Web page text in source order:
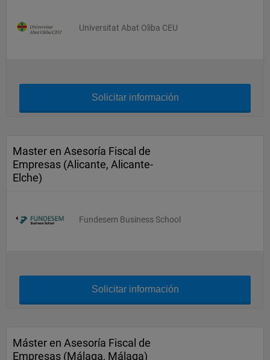
Universitat Abat Oliba CEU
Solicitar información
Master en Asesoría Fiscal de
Empresas (Alicante, Alicante-
Elche)
Fundesem Business School
Solicitar información
Máster en Asesoría Fiscal de
Empresas (Málaga, Málaga)